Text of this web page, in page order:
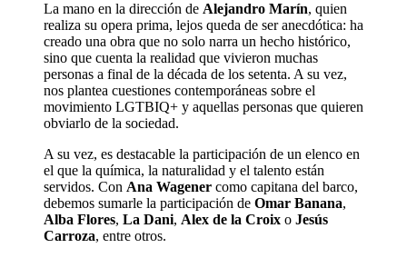
La mano en la dirección de Alejandro Marín, quien
realiza su opera prima, lejos queda de ser anecdótica: ha
creado una obra que no solo narra un hecho histórico,
sino que cuenta la realidad que vivieron muchas
personas a final de la década de los setenta. A su vez,
nos plantea cuestiones contemporáneas sobre el
movimiento LGTBIQ+ y aquellas personas que quieren
obviarlo de la sociedad.
A su vez, es destacable la participación de un elenco en
el que la química, la naturalidad y el talento están
servidos. Con Ana Wagener como capitana del barco,
debemos sumarle la participación de Omar Banana,
Alba Flores, La Dani, Alex de la Croix o Jesús
Carroza, entre otros.